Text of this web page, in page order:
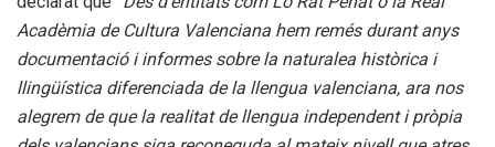
Acadèmia de Cultura Valenciana hem remés durant anys
documentació i informes sobre la naturalea històrica i
llingüística diferenciada de la llengua valenciana, ara nos
alegrem de que la realitat de llengua independent i pròpia